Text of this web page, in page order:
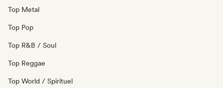
Top Metal
Top Pop
Top R&B / Soul
Top Reggae
Top World / Spirituel